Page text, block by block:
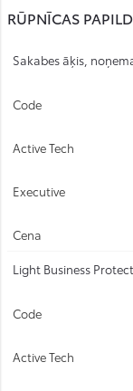
RŪPNĪCAS
Sakabes āķis,
Light Business